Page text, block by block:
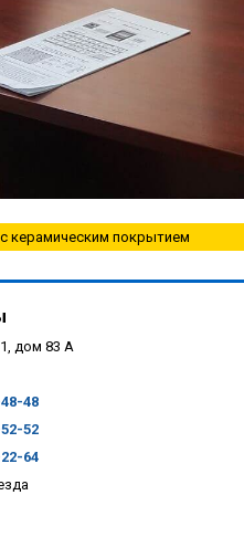
керамическим покрытием
дом 83 А
48
52
64